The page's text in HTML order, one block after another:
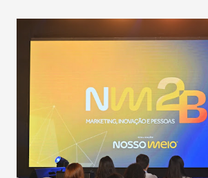
população suspeita e de cuidados com os
públicos e domiciliares. “Nós não
epidemia comum, como temos em todos
aumento de casos de dengue, influenza
de uma epidemia com um vírus diferente,
contaminação maior que outros
secretário. Segundo ele, é uma epidemia
contaminação alta, podendo gerar um